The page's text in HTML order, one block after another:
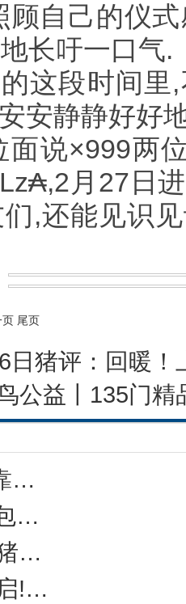
顾自己的仪
长吁一口气.
这段时间里
安静静好好
面说×999两
月27日
,还能见识
页 尾页
日猪评：回暖
公益丨135门精
宅家n多天,就靠这一碗“感冒灵味“的拉面说
你用惯的表情包，成了品牌年轻化法宝
继进口22万吨猪肉后，中国对西班牙等国宣布一
养猪人双11开启!今年有10万家猪场在网上采